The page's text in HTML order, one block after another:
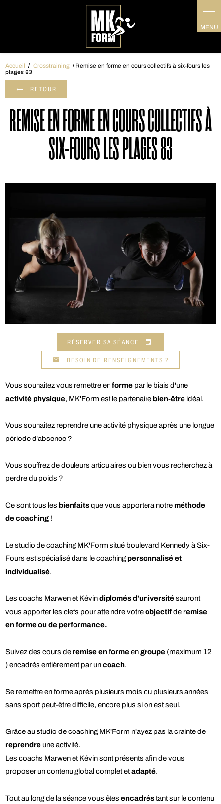
Accueil Crosstraining Remise en forme en cours collectifs à six-fours les
plages 83
RETOUR
REMISE EN FORME EN COURS COLLECTIFS À
SIX-FOURS LES PLAGES 83
RÉSERVER SA SÉANCE
BESOIN DE RENSEIGNEMENTS ?
Vous souhaitez vous remettre enformepar le biais d'une
activité physique, MK'Form est le partenairebien-êtreidéal.
Vous souhaitez reprendre une activité physique après une longue
période d'absence ?
Vous souffrez de douleurs articulaires ou bien vous recherchez à
perdre du poids ?
Ce sont tous les bienfaitsque vous apportera notreméthode
de coaching!
Le studio de coaching MK'Form situé boulevard Kennedy à Six-
Fours est spécialisé dans le coachingpersonnalisé et
individualisé.
Les coachs Marwen et Kévindiplomés d'universitésauront
vous apporter les clefs pour atteindre votreobjectifderemise
en forme ou de performance.
Suivez des cours deremise en formeengroupe(maximum 12
) encadrés entièrement par uncoach.
Se remettre en forme après plusieurs mois ou plusieurs années
sans sport peut-être difficile, encore plus si on est seul.
Grâce au studio de coaching MK'Form n'ayez pas la crainte de
reprendreune activité.
Les coachs Marwen et Kévin sont présents afin de vous
proposer un contenu global complet etadapté.
Tout au long de la séance vous êtesencadréstant sur le contenu
Panneau de gestion des cookies